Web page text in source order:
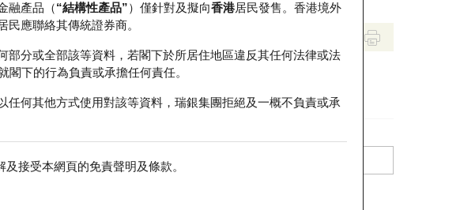
融產品（“結構性產品”）僅針對及擬向香港居民發售。香港境外
應聯絡其傳統證券商。
分或全部該等資料，若閣下於所居住地區違反其任何法律或法
閣下的行為負責或承擔任何責任。
何其他方式使用對該等資料，瑞銀集團拒絕及一概不負責或承
及接受本網頁的免責聲明及條款。